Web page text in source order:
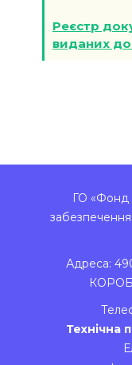
Реєстр
виданих
ГО «Фонд
Адреса:
Технічна